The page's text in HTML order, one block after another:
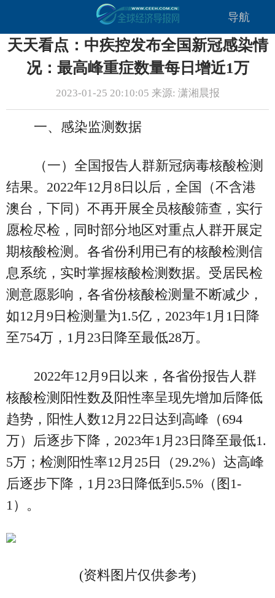
导航
天天看点：中疾控发布全国新冠感染情
况：最高峰重症数量每日增近1万
2023-01-25 20:10:05 来源: 潇湘晨报
一、感染监测数据
（一）全国报告人群新冠病毒核酸检测
结果。2022年12月8日以后，全国（不含港
澳台，下同）不再开展全员核酸筛查，实行
愿检尽检，同时部分地区对重点人群开展定
期核酸检测。各省份利用已有的核酸检测信
息系统，实时掌握核酸检测数据。受居民检
测意愿影响，各省份核酸检测量不断减少，
如12月9日检测量为1.5亿，2023年1月1日降
至754万，1月23日降至最低28万。
2022年12月9日以来，各省份报告人群
核酸检测阳性数及阳性率呈现先增加后降低
趋势，阳性人数12月22日达到高峰（694
万）后逐步下降，2023年1月23日降至最低1.
5万；检测阳性率12月25日（29.2%）达高峰
后逐步下降，1月23日降低到5.5%（图1-
1）。
(资料图片仅供参考)